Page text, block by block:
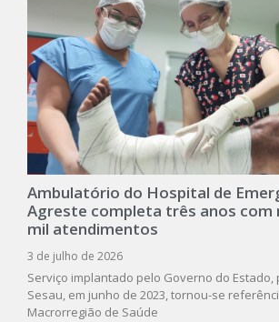
Ambulatório do Hospital de
Agreste completa três anos com
mil atendimentos
3 de julho de 2026
Serviço implantado pelo Governo do Estado,
Sesau, em junho de 2023, tornou-se
Macrorregião de Saúde